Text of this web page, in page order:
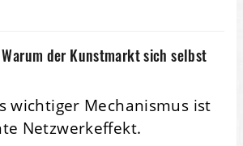
der Kunstmarkt sich selbst
wichtiger Mechanismus ist
Netzwerkeffekt.